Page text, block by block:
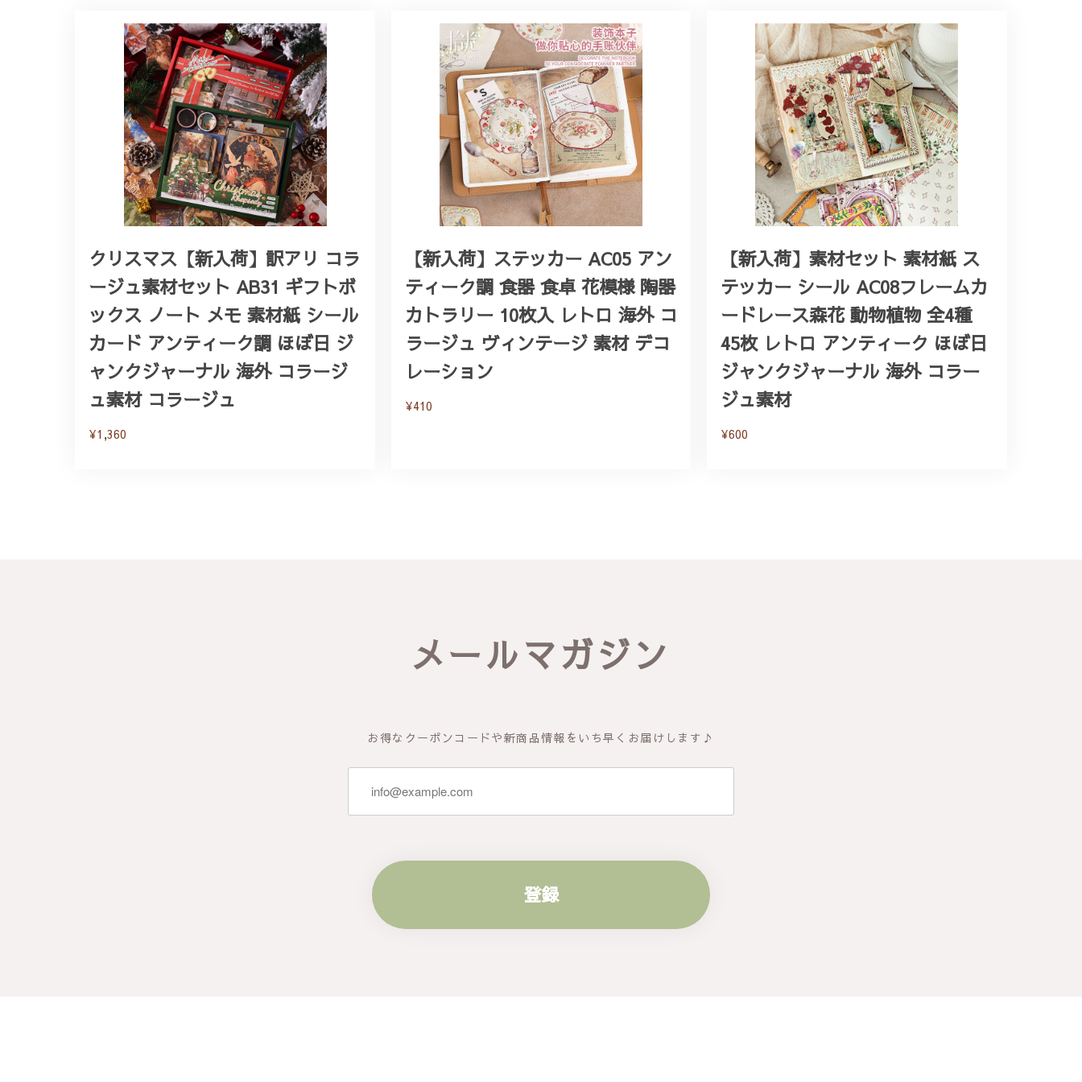
クリスマス【新入荷】訳アリ コラ
ージュ素材セット AB31 ギフトボ
ックス ノート メモ 素材紙 シール
カード アンティーク調 ほぼ日 ジ
ャンクジャーナル 海外 コラージ
ュ素材 コラージュ
¥1,360
【新入荷】ステッカー AC05 アン
ティーク調 食器 食卓 花模様 陶器
カトラリー 10枚入 レトロ 海外 コ
ラージュ ヴィンテージ 素材 デコ
レーション
¥410
【新入荷】素材セット 素材紙 ス
テッカー シール AC08フレームカ
ードレース森花 動物植物 全4種
45枚 レトロ アンティーク ほぼ日
ジャンクジャーナル 海外 コラー
ジュ素材
¥600
メールマガジン
お得なクーポンコードや新商品情報をいち早くお届けします♪
登録